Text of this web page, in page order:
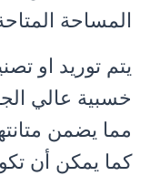
المساحة
يتم توريد او
خسبية عالي
مما يضمن
كما يمكن أن